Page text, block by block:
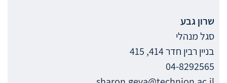
שרון גבע
סגל מנהלי
בניין רבין חדר 414, 415
04-8292565